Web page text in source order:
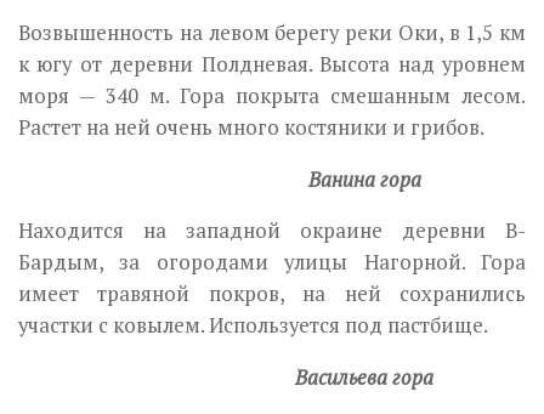
Возвышенность на левом берегу реки Оки, в 1,5 км
к югу от деревни Полдневая. Высота над уровнем
моря — 340 м. Гора покрыта смешанным лесом.
Растет на ней очень много костяники и грибов.
Ванина гора
Находится на западной окраине деревни В-
Бардым, за огородами улицы Нагорной. Гора
имеет травяной покров, на ней сохранились
участки с ковылем. Используется под пастбище.
Васильева гора